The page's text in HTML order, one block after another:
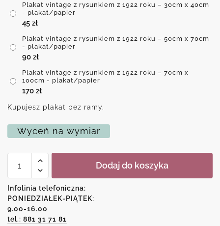
Plakat vintage z rysunkiem z 1922 roku – 30cm x 40cm
- plakat/papier
45 zł
Plakat vintage z rysunkiem z 1922 roku – 50cm x 70cm
- plakat/papier
90 zł
Plakat vintage z rysunkiem z 1922 roku – 70cm x
100cm - plakat/papier
170 zł
Kupujesz plakat bez ramy.
Wyceń na wymiar
Plakat
rysunkiem
z
1922
roku
Dodaj do koszyka
Infolinia telefoniczna:
PONIEDZIAŁEK-PIĄTEK:
9.00-16.00
tel.: 881 31 71 81